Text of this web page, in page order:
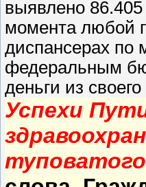
выявлено
момента любой
диспансерах по
федеральным
деньги из
Успехи